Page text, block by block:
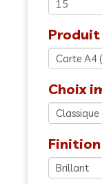
Choix
Finition